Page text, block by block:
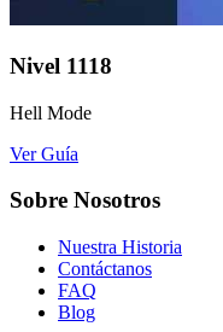
Nivel 1118
Hell Mode
Ver Guía
Sobre Nosotros
Nuestra Historia
Contáctanos
FAQ
Blog